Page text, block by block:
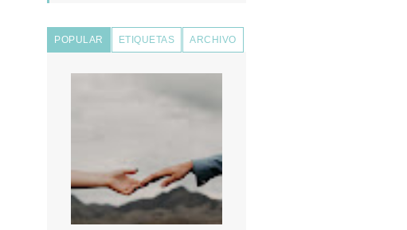
POPULAR ETIQUETAS ARCHIVO